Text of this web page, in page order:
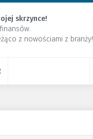
skrzynce!
z nowościami z branży!